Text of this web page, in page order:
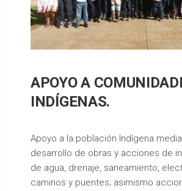
APOYO A
INDÍGENAS.
Apoyo a la población Indígena
desarrollo de obras y acciones de
de agua, drenaje, saneamiento,
caminos y puentes; asimismo